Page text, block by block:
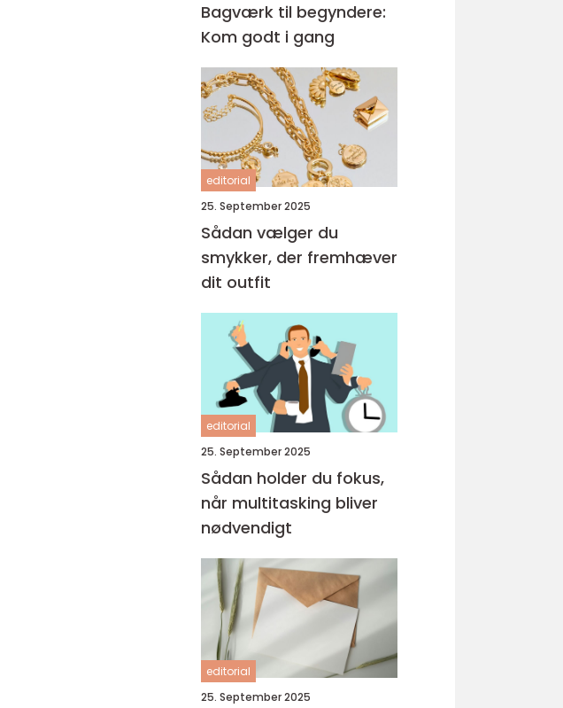
Bagværk til begyndere:
Kom godt i gang
editorial
25. September 2025
Sådan vælger du
smykker, der fremhæver
dit outfit
editorial
25. September 2025
Sådan holder du fokus,
når multitasking bliver
nødvendigt
editorial
25. September 2025